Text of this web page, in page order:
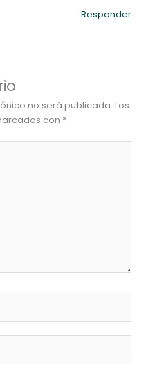
Responder
no será publicada. Los
con *